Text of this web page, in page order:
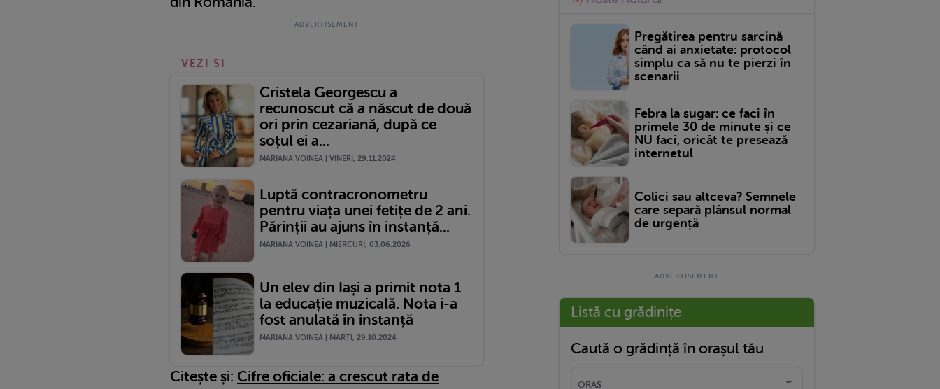
VEZI SI
Cristela Georgescu a
recunoscut că a născut de două
ori prin cezariană, după ce
soțul ei a...
MARIANA VOINEA | VINERI, 29.11.2024
Luptă contracronometru
pentru viața unei fetițe de 2 ani.
Părinții au ajuns în instanță...
MARIANA VOINEA | MIERCURI, 03.06.2026
Un elev din Iași a primit nota 1
la educație muzicală. Nota i-a
fost anulată în instanță
MARIANA VOINEA | MARŢI, 29.10.2024
Citește și: Cifre oficiale: a crescut rata de
Pregătirea pentru sarcină
când ai anxietate: protocol
simplu ca să nu te pierzi în
scenarii
Febra la sugar: ce faci în
primele 30 de minute și ce
NU faci, oricât te presează
internetul
Colici sau altceva? Semnele
care separă plânsul normal
de urgență
Listă cu grădinițe
Caută o grădință în orașul tău